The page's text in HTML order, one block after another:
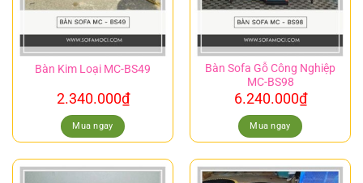
Bàn Kim Loại MC-BS49
2.340.000₫
Mua ngay
Bàn Sofa Gỗ Công Nghiệp
MC-BS98
6.240.000₫
Mua ngay